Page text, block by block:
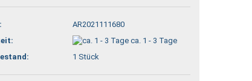
AR2021111680
ca. 1 - 3 Tage
1 Stück